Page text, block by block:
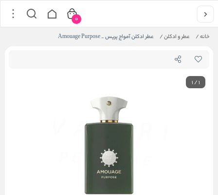
خانه/ عطر و ادکلن/ عطر ادکلن آمواج پرپس _ Amouage Purpose
0
1/1